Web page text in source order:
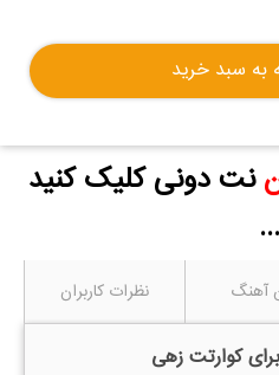
به سبد خرید
نت دونی کلیک کنید
...
آهنگ نظرات کاربران
کوارتت زهی